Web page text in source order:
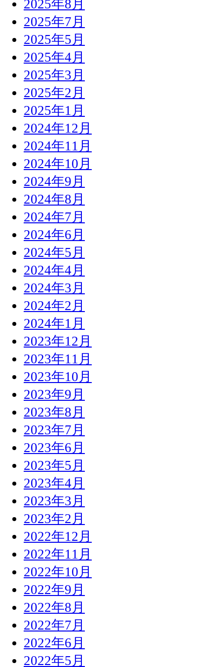
2025年8月
2025年7月
2025年5月
2025年4月
2025年3月
2025年2月
2025年1月
2024年12月
2024年11月
2024年10月
2024年9月
2024年8月
2024年7月
2024年6月
2024年5月
2024年4月
2024年3月
2024年2月
2024年1月
2023年12月
2023年11月
2023年10月
2023年9月
2023年8月
2023年7月
2023年6月
2023年5月
2023年4月
2023年3月
2023年2月
2022年12月
2022年11月
2022年10月
2022年9月
2022年8月
2022年7月
2022年6月
2022年5月